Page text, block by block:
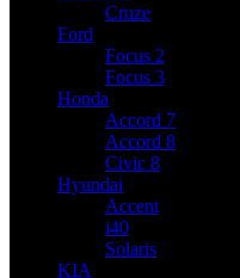
Cruze
Ford
Focus 2
Focus 3
Honda
Accord 7
Accord 8
Civic 8
Hyundai
Accent
i40
Solaris
KIA